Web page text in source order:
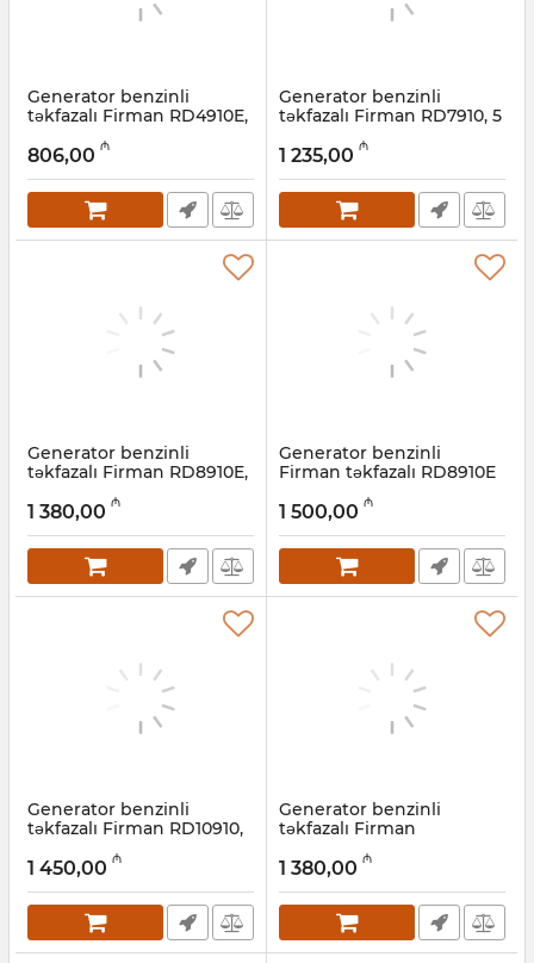
Generator benzinli
təkfazalı Firman RD4910E,
Artikul: 022001026
806,00 ₼
Generator benzinli
təkfazalı Firman RD7910, 5
Artikul: 022001025
1 235,00 ₼
Generator benzinli
təkfazalı Firman RD8910E,
Artikul: 022001024
1 380,00 ₼
Generator benzinli
Firman təkfazalı RD8910E
Artikul: 022001023
1 500,00 ₼
Generator benzinli
təkfazalı Firman RD10910,
Artikul: 022001022
1 450,00 ₼
Generator benzinli
təkfazalı Firman
Artikul: 022001021
1 380,00 ₼